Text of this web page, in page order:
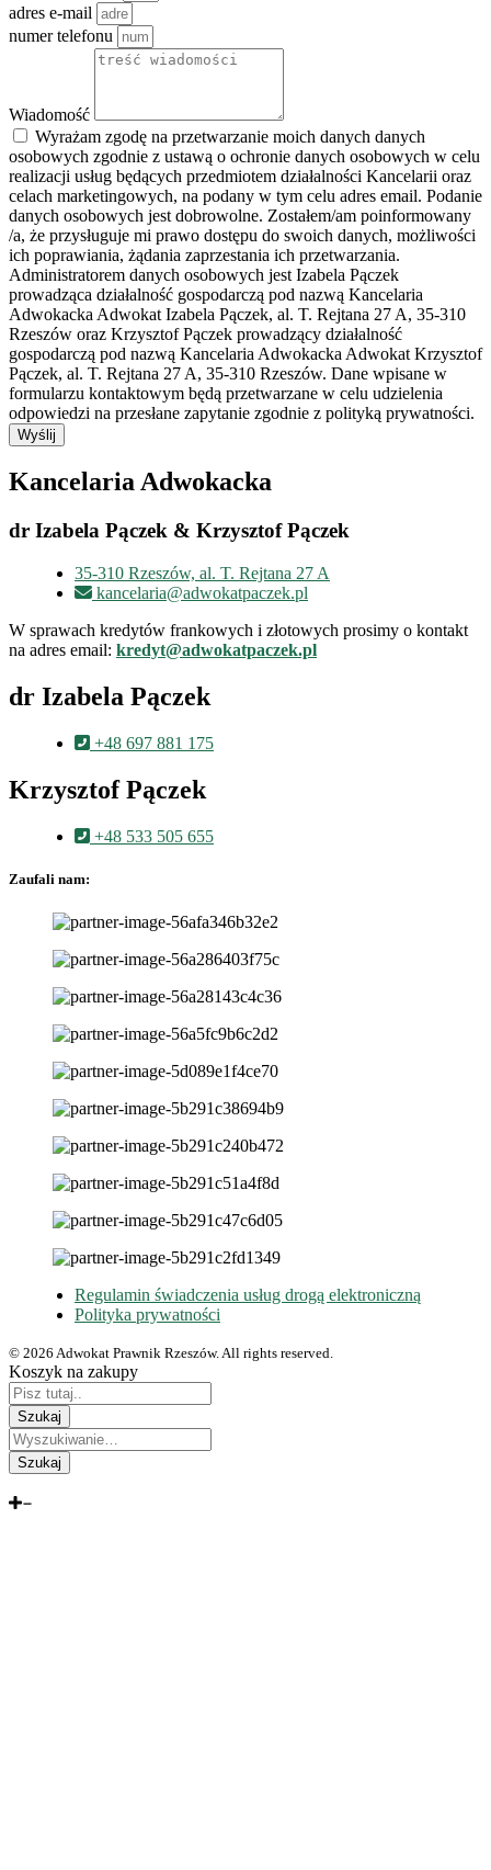
adres e-mail
numer telefonu
Wiadomość
Wyrażam zgodę na przetwarzanie moich danych danych
osobowych zgodnie z ustawą o ochronie danych osobowych w celu
realizacji usług będących przedmiotem działalności Kancelarii oraz
celach marketingowych, na podany w tym celu adres email. Podanie
danych osobowych jest dobrowolne. Zostałem/am poinformowany
/a, że przysługuje mi prawo dostępu do swoich danych, możliwości
ich poprawiania, żądania zaprzestania ich przetwarzania.
Administratorem danych osobowych jest Izabela Pączek
prowadząca działalność gospodarczą pod nazwą Kancelaria
Adwokacka Adwokat Izabela Pączek, al. T. Rejtana 27 A, 35-310
Rzeszów oraz Krzysztof Pączek prowadzący działalność
gospodarczą pod nazwą Kancelaria Adwokacka Adwokat Krzysztof
Pączek, al. T. Rejtana 27 A, 35-310 Rzeszów. Dane wpisane w
formularzu kontaktowym będą przetwarzane w celu udzielenia
odpowiedzi na przesłane zapytanie zgodnie z polityką prywatności.
Wyślij
Kancelaria Adwokacka
dr Izabela Pączek & Krzysztof Pączek
35-310 Rzeszów, al. T. Rejtana 27 A
kancelaria@adwokatpaczek.pl
W sprawach kredytów frankowych i złotowych prosimy o kontakt
na adres email: kredyt@adwokatpaczek.pl
dr Izabela Pączek
+48 697 881 175
Krzysztof Pączek
+48 533 505 655
Zaufali nam:
Regulamin świadczenia usług drogą elektroniczną
Polityka prywatności
© 2026 Adwokat Prawnik Rzeszów. All rights reserved.
Koszyk na zakupy